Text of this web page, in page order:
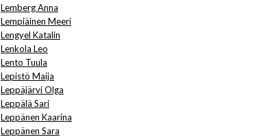
Lemberg Anna
Lempiäinen Meeri
Lengyel Katalin
Lenkola Leo
Lento Tuula
Lepistö Maija
Leppäjärvi Olga
Leppälä Sari
Leppänen Kaarina
Leppänen Sara